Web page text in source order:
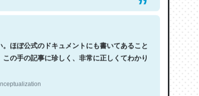
ほぼ公式のドキュメントにも書いてあること
の手の記事に珍しく、非常に正しくてわかり